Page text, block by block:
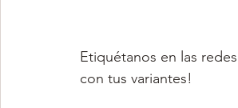
Etiquétanos en las
con tus variantes!